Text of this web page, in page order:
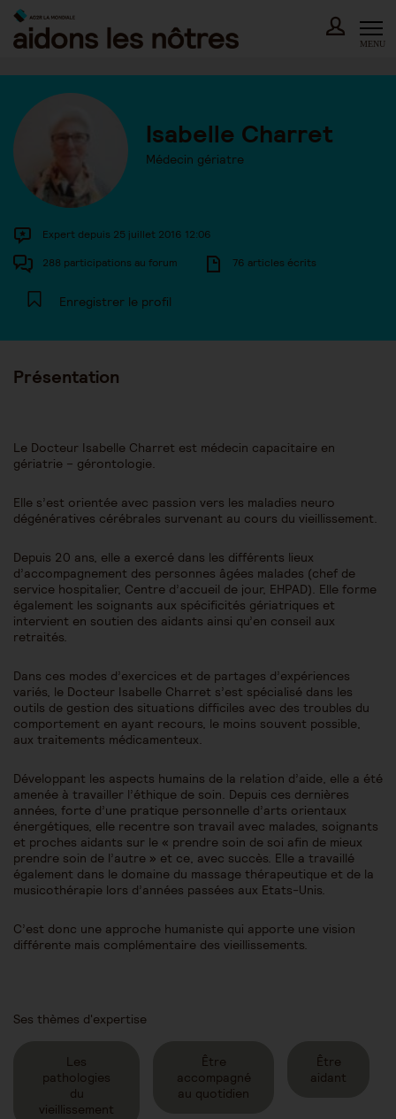
Skip
content
MENU
Isabelle Charret
Médecin gériatre
Expert depuis 25 juillet 2016 12:06
288 participations au forum 76 articles écrits
Enregistrer le profil
Présentation
Le Docteur Isabelle Charret est médecin capacitaire en
gériatrie – gérontologie.
Elle s’est orientée avec passion vers les maladies neuro
dégénératives cérébrales survenant au cours du vieillissement.
Depuis 20 ans, elle a exercé dans les différents lieux
d’accompagnement des personnes âgées malades (chef de
service hospitalier, Centre d’accueil de jour, EHPAD). Elle forme
également les soignants aux spécificités gériatriques et
intervient en soutien des aidants ainsi qu’en conseil aux
retraités.
Dans ces modes d’exercices et de partages d’expériences
variés, le Docteur Isabelle Charret s’est spécialisé dans les
outils de gestion des situations difficiles avec des troubles du
comportement en ayant recours, le moins souvent possible,
aux traitements médicamenteux.
Développant les aspects humains de la relation d’aide, elle a été
amenée à travailler l’éthique de soin. Depuis ces dernières
années, forte d’une pratique personnelle d’arts orientaux
énergétiques, elle recentre son travail avec malades, soignants
et proches aidants sur le « prendre soin de soi afin de mieux
prendre soin de l’autre » et ce, avec succès. Elle a travaillé
également dans le domaine du massage thérapeutique et de la
musicothérapie lors d’années passées aux Etats-Unis.
C’est donc une approche humaniste qui apporte une vision
différente mais complémentaire des vieillissements.
Ses thèmes d'expertise
Les
pathologies
du
vieillissement
Être
accompagné
au quotidien
Être
aidant